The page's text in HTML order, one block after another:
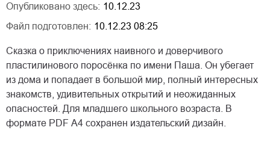
Опубликовано здесь: 10.12.23
Файл подготовлен: 10.12.23 08:25
Сказка о приключениях наивного и доверчивого
пластилинового поросёнка по имени Паша. Он убегает
из дома и попадает в большой мир, полный интересных
знакомств, удивительных открытий и неожиданных
опасностей. Для младшего школьного возраста. В
формате PDF А4 сохранен издательский дизайн.